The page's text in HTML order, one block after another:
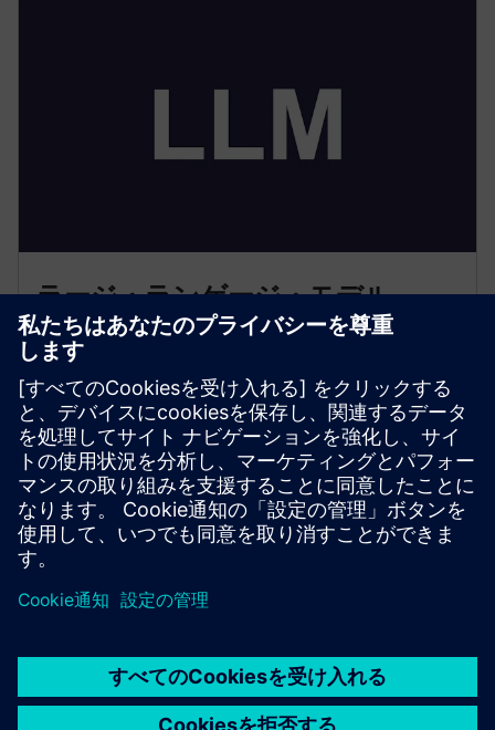
ラージ・ランゲージ・モデル
（LLM）
• 製造現場のデータとの自然言語操作
• 洞察の生成と予測分析
• 操作コマンドの制御された実行